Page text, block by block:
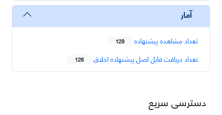
آمار
تعداد مشاهده پیشنهاده 129
تعداد دریافت فایل اصل پیشنهاده اخلاق 126
دسترسی سریع